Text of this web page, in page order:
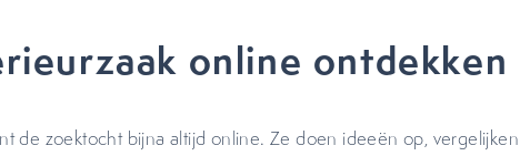
online ontdekken
de zoektocht bijna altijd online. Ze doen ideeën op, vergelijken